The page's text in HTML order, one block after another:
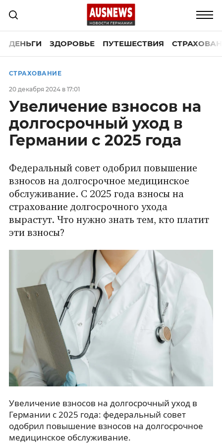
ДЕНЬГИ ЗДОРОВЬЕ ПУТЕШЕСТВИЯ
СТРАХОВАНИЕ
20 декабря 2024 в 17:01
Увеличение взносов на
долгосрочный уход в
Германии с 2025 года
Федеральный совет одобрил повышение
взносов на долгосрочное медицинское
обслуживание. С 2025 года взносы на
страхование долгосрочного ухода
вырастут. Что нужно знать тем, кто платит
эти взносы?
Увеличение взносов на долгосрочный уход в
Германии с 2025 года: федеральный совет
одобрил повышение взносов на долгосрочное
медицинское обслуживание.